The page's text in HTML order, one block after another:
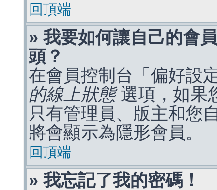
回頂端
» 我要如何讓自己的會
頭？
在會員控制台「偏好設
的線上狀態選項，如果
只有管理員、版主和您
將會顯示為隱形會員。
回頂端
» 我忘記了我的密碼！